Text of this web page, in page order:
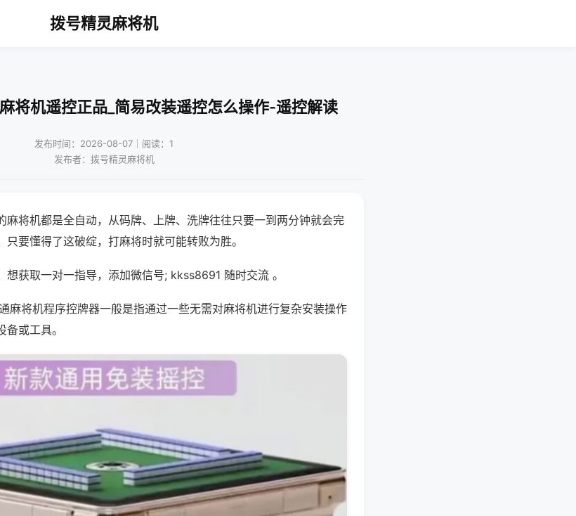
拨号精灵麻将机
将机遥控正品_简易改装遥控怎么操作-遥控解读
发布时间：2026-08-07｜阅读：1
发布者：拨号精灵麻将机
麻将机都是全自动，从码牌、上牌、洗牌往往只要一到两分钟就会完
要懂得了这破绽，打麻将时就可能转败为胜。
获取一对一指导，添加微信号; kkss8691 随时交流 。
麻将机程序控牌器一般是指通过一些无需对麻将机进行复杂安装操作
或工具。